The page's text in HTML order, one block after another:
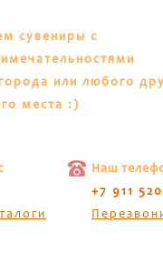
сувениры с
или любого
места :)
Наш
+7 911